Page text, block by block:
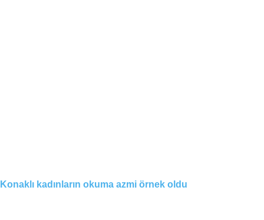
Konaklı kadınların okuma azmi örnek oldu